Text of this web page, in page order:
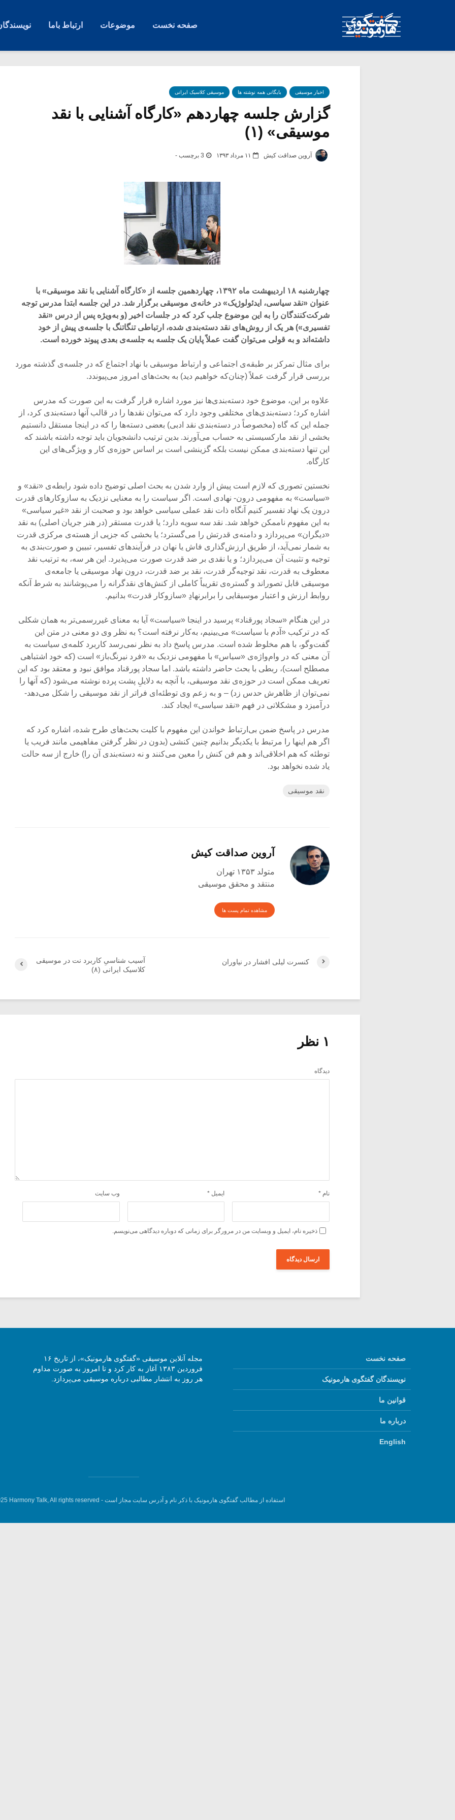
صفحه نخست موضوعات ارتباط باما
اخبار موسیقی بایگانی همه نوشته ها موسیقی کلاسیک ایرانی
گزارش جلسه چهاردهم «کارگاه آشنایی با نقد
موسیقی» (۱)
آروین صداقت کیش ۱۱ مرداد ۱۳۹۳ 3 برچسب -
چهارشنبه ۱۸ اردیبهشت ماه ۱۳۹۲، چهاردهمین جلسه از «کارگاه آشنایی با نقد موسیقی» با
عنوان «نقد سیاسی، ایدئولوژیک» در خانه‌ی موسیقی برگزار شد. در این جلسه ابتدا مدرس توجه
شرکت‌کنندگان را به این موضوع جلب کرد که در جلسات اخیر (و به‌ویژه پس از درس «نقد
تفسیری») هر یک از روش‌های نقد دسته‌بندی شده، ارتباطی تنگاتنگ با جلسه‌ی پیش از خود
داشته‌اند و به قولی می‌توان گفت عملاً پایان یک جلسه به جلسه‌ی بعدی پیوند خورده است.
برای مثال تمرکز بر طبقه‌ی اجتماعی و ارتباط موسیقی با نهاد اجتماع که در جلسه‌ی گذشته مورد
بررسی قرار گرفت عملاً (چنان‌که خواهیم دید) به بحث‌های امروز می‌‌پیوندد.
علاوه بر این، موضوع خود دسته‌بندی‌ها نیز مورد اشاره قرار گرفت به این صورت که مدرس
اشاره کرد؛ دسته‌بندی‌های مختلفی وجود دارد که می‌توان نقدها را در قالب آنها دسته‌بندی کرد، از
جمله این که گاه (مخصوصاً در دسته‌بندی نقد ادبی) بعضی دسته‌ها را که در اینجا مستقل دانستیم
بخشی از نقد مارکسیستی به حساب می‌آورند. بدین ترتیب دانشجویان باید توجه داشته باشند که
این تنها دسته‌بندی ممکن نیست بلکه گزینشی است بر اساس حوزه‌ی کار و ویژگی‌های این
کارگاه.
نخستین تصوری که لازم است پیش از وارد شدن به بحث اصلی توضیح داده شود رابطه‌ی «نقد» و
«سیاست» به مفهومی درون- نهادی است. اگر سیاست را به معنایی نزدیک به سازوکارهای قدرت
درون یک نهاد تفسیر کنیم آنگاه ذات نقد عملی سیاسی خواهد بود و صحبت از نقد «غیر سیاسی»
به این مفهوم ناممکن خواهد شد. نقد سه سویه دارد؛ یا قدرت مستقر (در هنر جریان اصلی) به نقد
«دیگران» می‌پردازد و دامنه‌ی قدرتش را می‌گسترد؛ یا بخشی که جزیی از هسته‌ی مرکزی قدرت
به شمار نمی‌آید، از طریق ارزش‌گذاری فاش یا نهان در فرآیندهای تفسیر، تبیین و صورت‌بندی به
توجیه و تثبیت آن می‌پردازد؛ و یا نقدی بر ضد قدرت صورت می‌پذیرد. این هر سه، به ترتیب نقد
معطوف به قدرت، نقد توجیه‌گر قدرت، نقد بر ضد قدرت، درون نهاد موسیقی یا جامعه‌ی
موسیقی قابل تصوراند و گستره‌ی تقریباً کاملی از کنش‌های نقدگرانه را می‌پوشانند به شرط آنکه
روابط ارزش و اعتبار موسیقایی را برابرنهادِ «سازوکار قدرت» بدانیم.
در این هنگام «سجاد پورقناد» پرسید در اینجا «سیاست» آیا به معنای غیررسمی‌تر به همان شکلی
که در ترکیب «آدم با سیاست» می‌بینیم، به‌کار نرفته است؟ به نظر وی دو معنی در متن این
گفت‌وگو، با هم مخلوط شده است. مدرس پاسخ داد به نظر نمی‌رسد کاربرد کلمه‌ی سیاست به
آن معنی که در وام‌واژه‌ی «سیاس» با مفهومی نزدیک به «فرد نیرنگ‌باز» است (که خود اشتباهی
مصطلح است)، ربطی با بحث حاضر داشته باشد. اما سجاد پورقناد موافق نبود و معتقد بود که این
تعریف ممکن است در حوزه‌ی نقد موسیقی، با آنچه به دلایلِ پشت پرده نوشته می‌شود (که آنها را
نمی‌توان از ظاهرش حدس زد) – و به زعم وی توطئه‌ای فراتر از نقد موسیقی را شکل می‌دهد-
درآمیزد و مشکلاتی در فهم «نقد سیاسی» ایجاد کند.
مدرس در پاسخ ضمن بی‌ارتباط خواندن این مفهوم با کلیت بحث‌های طرح شده، اشاره کرد که
اگر هم اینها را مرتبط با یکدیگر بدانیم چنین کنشی (بدون در نظر گرفتن مفاهیمی مانند فریب یا
توطئه که هم اخلاقی‌اند و هم فن کنش را معین می‌کنند و نه دسته‌بندی آن را) خارج از سه حالت
یاد شده نخواهد بود.
نقد موسیقی
آروین صداقت کیش
متولد ۱۳۵۳ تهران
منتقد و محقق موسیقی
مشاهده تمام پست ها
آسیب شناسیِ کاربرد نت در موسیقی
کلاسیک ایرانی (۸)
کنسرت لیلی افشار در نیاوران
۱ نظر
دیدگاه
نام * ایمیل * وب‌ سایت
ذخیره نام، ایمیل و وبسایت من در مرورگر برای زمانی که دوباره دیدگاهی می‌نویسم.
صفحه نخست
نویسندگان گفتگوی هارمونیک
قوانین ما
درباره ما
English
مجله آنلاین موسیقی «گفتگوی هارمونیک»، از تاریخ ۱۶
فروردین ۱۳۸۳ آغاز به کار کرد و تا امروز به صورت مداوم
هر روز به انتشار مطالبی درباره موسیقی می‌پردازد.
استفاده از مطالب گفتگوی هارمونیک با ذکر نام و آدرس سایت مجاز است - Harmony Talk, All rights reserved.